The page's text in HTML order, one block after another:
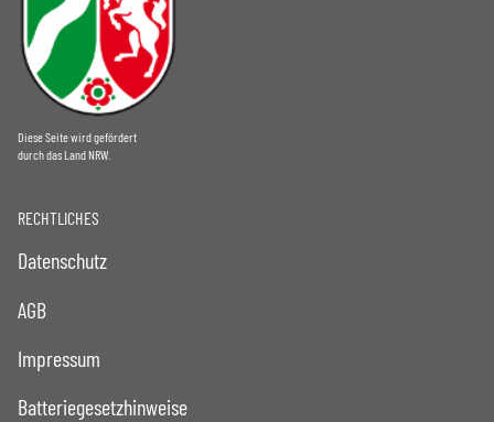
Diese Seite wird gefördert
durch das Land NRW.
RECHTLICHES
Datenschutz
AGB
Impressum
Batteriegesetzhinweise